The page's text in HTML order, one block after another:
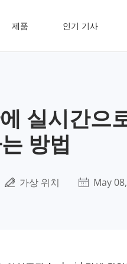
제품 인기 기사
실시간으
방법
가상 위치 May